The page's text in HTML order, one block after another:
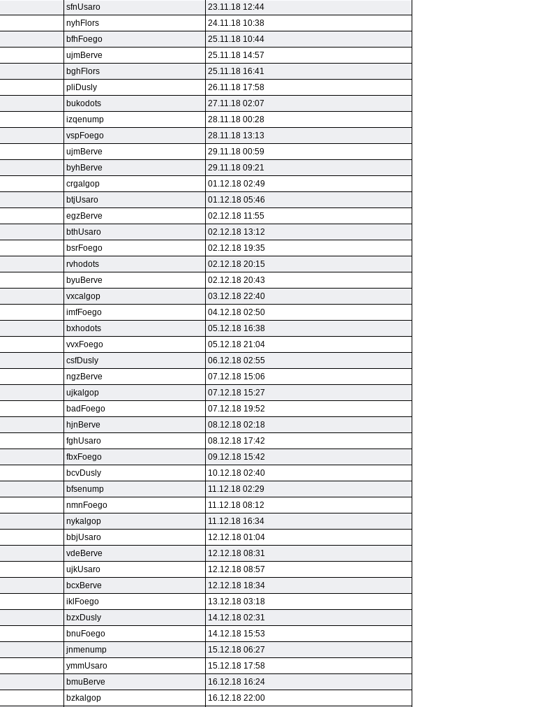
sfnUsaro
23.11.18 12:44
nyhFlors
24.11.18 10:38
bfhFoego
25.11.18 10:44
ujmBerve
25.11.18 14:57
bghFlors
25.11.18 16:41
pliDusly
26.11.18 17:58
bukodots
27.11.18 02:07
izqenump
28.11.18 00:28
vspFoego
28.11.18 13:13
ujmBerve
29.11.18 00:59
byhBerve
29.11.18 09:21
crgalgop
01.12.18 02:49
btjUsaro
01.12.18 05:46
egzBerve
02.12.18 11:55
bthUsaro
02.12.18 13:12
bsrFoego
02.12.18 19:35
rvhodots
02.12.18 20:15
byuBerve
02.12.18 20:43
vxcalgop
03.12.18 22:40
imfFoego
04.12.18 02:50
bxhodots
05.12.18 16:38
vvxFoego
05.12.18 21:04
csfDusly
06.12.18 02:55
ngzBerve
07.12.18 15:06
ujkalgop
07.12.18 15:27
badFoego
07.12.18 19:52
hjnBerve
08.12.18 02:18
fghUsaro
08.12.18 17:42
fbxFoego
09.12.18 15:42
bcvDusly
10.12.18 02:40
bfsenump
11.12.18 02:29
nmnFoego
11.12.18 08:12
nykalgop
11.12.18 16:34
bbjUsaro
12.12.18 01:04
vdeBerve
12.12.18 08:31
ujkUsaro
12.12.18 08:57
bcxBerve
12.12.18 18:34
iklFoego
13.12.18 03:18
bzxDusly
14.12.18 02:31
bnuFoego
14.12.18 15:53
jnmenump
15.12.18 06:27
ymmUsaro
15.12.18 17:58
bmuBerve
16.12.18 16:24
bzkalgop
16.12.18 22:00